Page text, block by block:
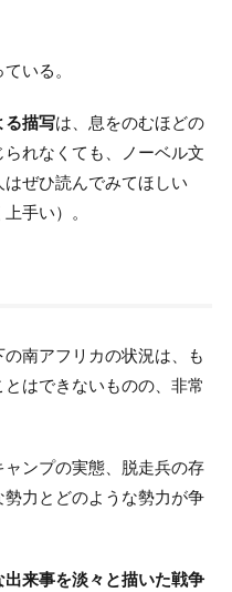
いる。
る描写は、息をのむほどの
れなくても、ノーベル文
ぜひ読んでみてほしい
手い）。
南アフリカの状況は、も
はできないものの、非常
ンプの実態、脱走兵の存
力とどのような勢力が争
来事を淡々と描いた戦争